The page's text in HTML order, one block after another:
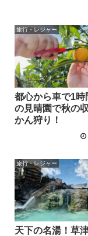
旅行・レジャー
都心から車で1時
の見晴園で秋の
かん狩り！
旅行・レジャー
天下の名湯！草